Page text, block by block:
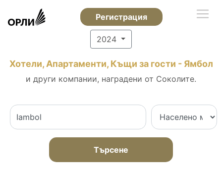
Регистрация
2024
Хотели, Апартаменти, Къщи за гости - Ямбол
и други компании, наградени от Соколите.
Търсене